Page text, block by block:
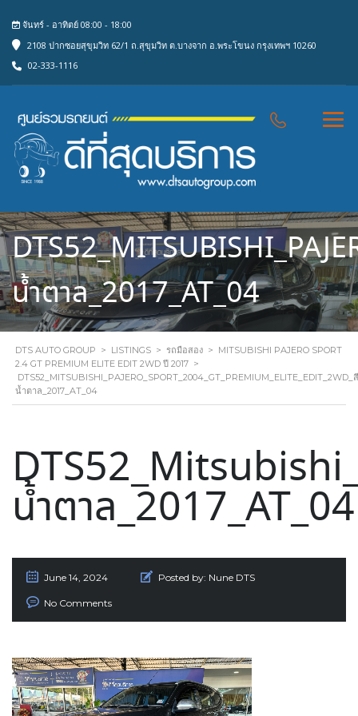
จันทร์ - อาทิตย์ 08:00 - 18:00
2108 ปากซอยสุขุมวิท 62/1 ถ.สุขุมวิท ต.บางจาก อ.พระโขนง กรุงเทพฯ 10260
02-333-1116
น้ำตาล_2017_AT_04
DTS AUTO GROUP > LISTINGS > รถมือสอง > MITSUBISHI PAJERO SPORT
2.4 GT PREMIUM ELITE EDIT 2WD ปี 2017 >
DTS52_MITSUBISHI_PAJERO_SPORT_2004_GT_PREMIUM_ELITE_EDIT_2WD_สี
น้ำตาล_2017_AT_04
น้ำตาล_2017_AT_04
June 14, 2024 Posted by: Nune DTS
No Comments